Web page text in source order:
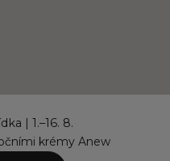
| 1.–16. 8.
krémy Anew